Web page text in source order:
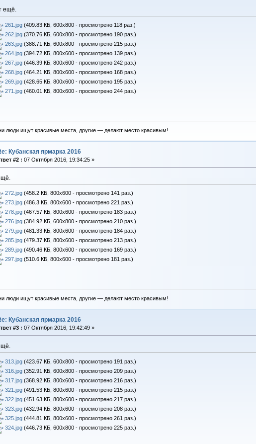
ещё.
261.jpg(409.83 КБ, 600x800 - просмотрено 118 раз.)
262.jpg(370.76 КБ, 600x800 - просмотрено 190 раз.)
263.jpg(388.71 КБ, 600x800 - просмотрено 215 раз.)
264.jpg(394.72 КБ, 800x600 - просмотрено 139 раз.)
267.jpg(446.39 КБ, 800x600 - просмотрено 242 раз.)
268.jpg(464.21 КБ, 800x600 - просмотрено 168 раз.)
269.jpg(428.65 КБ, 800x600 - просмотрено 195 раз.)
271.jpg(460.01 КБ, 800x600 - просмотрено 244 раз.)
люди ищут красивые места, другие — делают место красивым!
Кубанская ярмарка 2016
#2 : 07 Октября 2016, 19:34:25 »
272.jpg(458.2 КБ, 800x600 - просмотрено 141 раз.)
273.jpg(486.3 КБ, 800x600 - просмотрено 221 раз.)
278.jpg(467.57 КБ, 800x600 - просмотрено 183 раз.)
276.jpg(384.92 КБ, 600x800 - просмотрено 210 раз.)
279.jpg(481.33 КБ, 800x600 - просмотрено 184 раз.)
285.jpg(479.37 КБ, 800x600 - просмотрено 213 раз.)
289.jpg(490.46 КБ, 800x600 - просмотрено 169 раз.)
297.jpg(510.6 КБ, 800x600 - просмотрено 181 раз.)
люди ищут красивые места, другие — делают место красивым!
Кубанская ярмарка 2016
#3 : 07 Октября 2016, 19:42:49 »
313.jpg(423.67 КБ, 600x800 - просмотрено 191 раз.)
316.jpg(352.91 КБ, 600x800 - просмотрено 209 раз.)
317.jpg(368.92 КБ, 800x600 - просмотрено 216 раз.)
321.jpg(491.53 КБ, 800x600 - просмотрено 215 раз.)
322.jpg(451.63 КБ, 800x600 - просмотрено 217 раз.)
323.jpg(432.94 КБ, 800x600 - просмотрено 208 раз.)
325.jpg(444.81 КБ, 800x600 - просмотрено 261 раз.)
324.jpg(446.73 КБ, 600x800 - просмотрено 225 раз.)